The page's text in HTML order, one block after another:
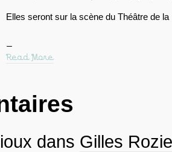
Elles seront sur la scène du Théâtre de
Read More
dans Gilles